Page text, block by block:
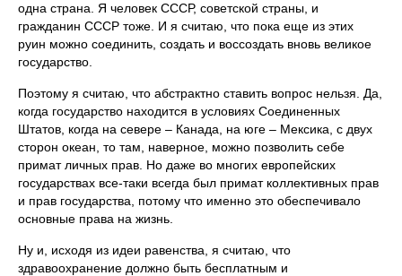
одна страна. Я человек СССР, советской страны, и
гражданин СССР тоже. И я считаю, что пока еще из этих
руин можно соединить, создать и воссоздать вновь великое
государство.
Поэтому я считаю, что абстрактно ставить вопрос нельзя. Да,
когда государство находится в условиях Соединенных
Штатов, когда на севере – Канада, на юге – Мексика, с двух
сторон океан, то там, наверное, можно позволить себе
примат личных прав. Но даже во многих европейских
государствах все-таки всегда был примат коллективных прав
и прав государства, потому что именно это обеспечивало
основные права на жизнь.
Ну и, исходя из идеи равенства, я считаю, что
здравоохранение должно быть бесплатным и